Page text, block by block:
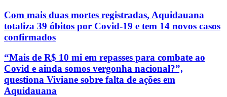
Com mais duas mortes registradas, Aquidauana
totaliza 39 óbitos por Covid-19 e tem 14 novos casos
confirmados
“Mais de R$ 10 mi em repasses para combate ao
Covid e ainda somos vergonha nacional?”,
questiona Viviane sobre falta de ações em
Aquidauana